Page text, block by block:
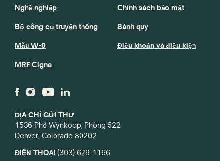
ĐỊA CHỈ GỬI THƯ
1536 Phố Wynkoop, Phòng 522
Denver, Colorado 80202
ĐIỆN THOẠI (303) 629-1166
Nghề nghiệp
Bộ công cụ truyền thông
Mẫu W-9
MRF Cigna
Chính sách bảo mật
Bánh quy
Điều khoản và điều kiện